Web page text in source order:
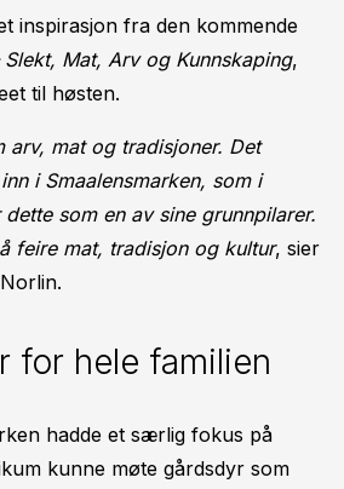
inspirasjon fra den kommende
Slekt, Mat, Arv og Kunnskaping,
til høsten.
arv, mat og tradisjoner. Det
i Smaalensmarken, som i
som en av sine grunnpilarer.
feire mat, tradisjon og kultur, sier
for hele familien
hadde et særlig fokus på
kunne møte gårdsdyr som